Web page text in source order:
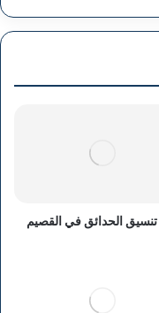
الحدائق في القصيم